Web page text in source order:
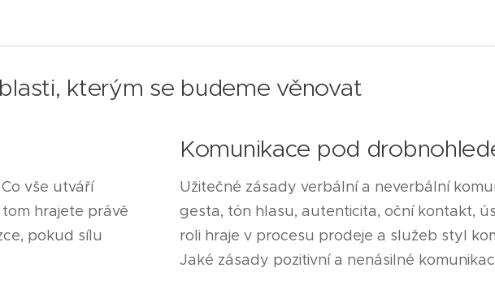
kterým se budeme věnovat
vše utváří
hrajete právě
pokud sílu
Komunikace pod
Užitečné zásady verbální a neverbální
gesta, tón hlasu, autenticita, oční kontakt,
roli hraje v procesu prodeje a služeb styl
Jaké zásady pozitivní a nenásilné